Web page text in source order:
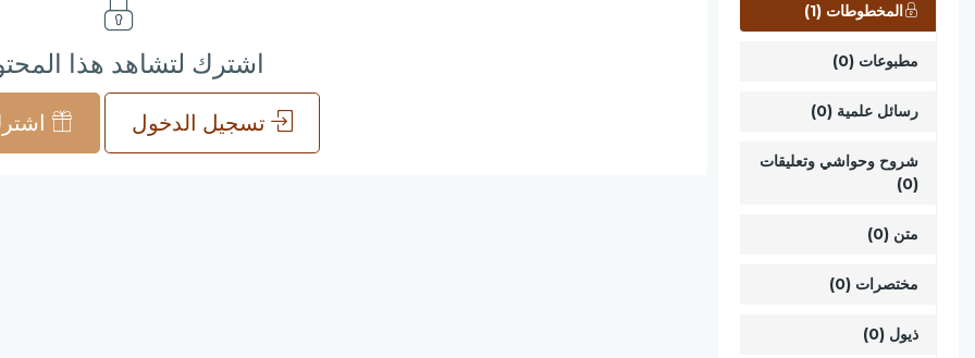
المخطوطات (1)
مطبوعات (0)
رسائل علمية (0)
شروح وحواشي وتعليقات
(0)
متن (0)
مختصرات (0)
ذيول (0)
اشترك لتشاهد هذا
تسجيل الدخول